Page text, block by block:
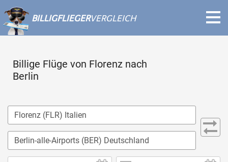
BILLIGFLIEGERVERGLEICH
Billige Flüge von Florenz nach
Berlin